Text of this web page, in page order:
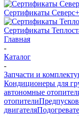
Сертификаты Северс+
Сертификаты
Главная
-
Каталог
-
Запчасти и
Кондиционеры для
автономные
отопители
двигателя